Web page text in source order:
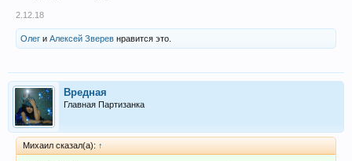
2.12.18
Олег и Алексей Зверев нравится это.
Вредная
Главная Партизанка
Михаил сказал(а): ↑